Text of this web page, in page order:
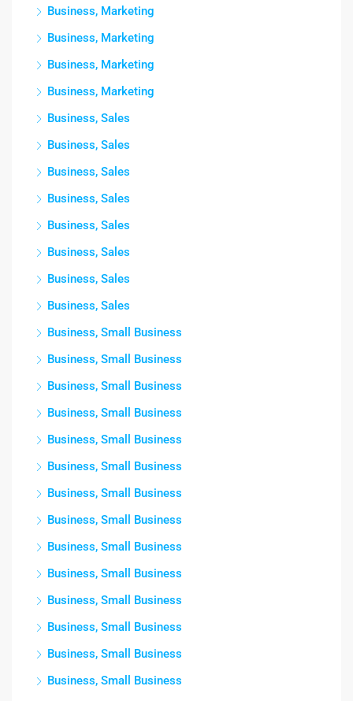
Business, Marketing
Business, Marketing
Business, Marketing
Business, Marketing
Business, Sales
Business, Sales
Business, Sales
Business, Sales
Business, Sales
Business, Sales
Business, Sales
Business, Sales
Business, Small Business
Business, Small Business
Business, Small Business
Business, Small Business
Business, Small Business
Business, Small Business
Business, Small Business
Business, Small Business
Business, Small Business
Business, Small Business
Business, Small Business
Business, Small Business
Business, Small Business
Business, Small Business